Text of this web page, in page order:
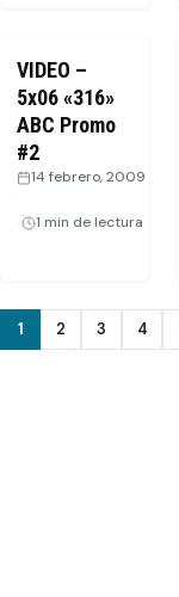
VIDEO –
5x06 «316»
ABC Promo
#2
14 febrero, 2009
1 min de lectura
Paginación
1 2 3 4